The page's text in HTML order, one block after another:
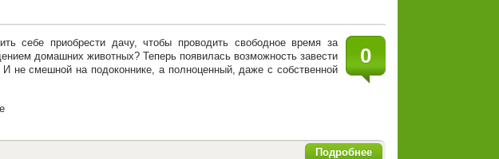
0
себе приобрести дачу, чтобы проводить свободное время за
домашних животных? Теперь появилась возможность завести
И не смешной на подоконнике, а полноценный, даже с собственной
Подробнее